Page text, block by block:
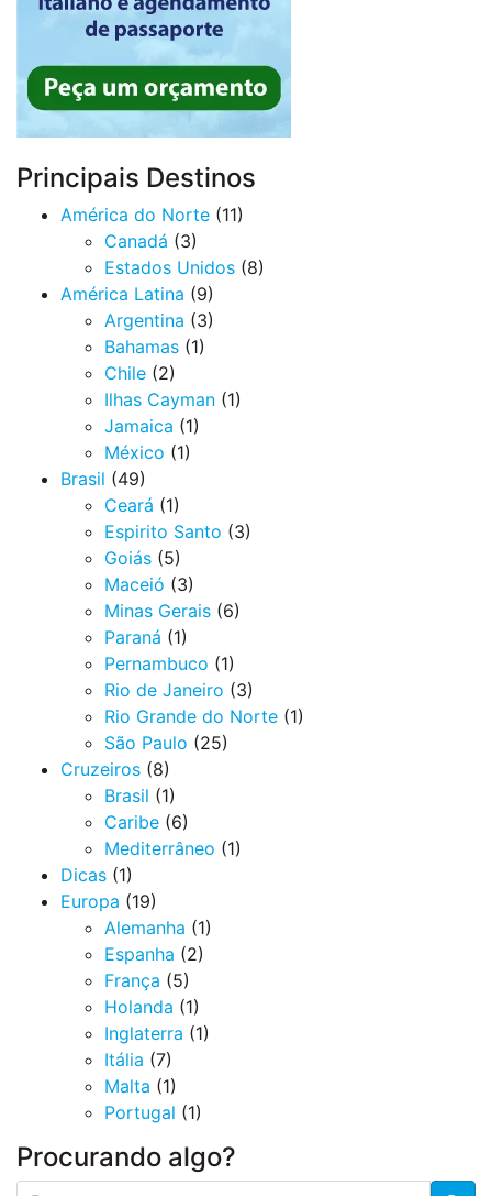
Principais Destinos
América do Norte (11)
Canadá (3)
Estados Unidos (8)
América Latina (9)
Argentina (3)
Bahamas (1)
Chile (2)
Ilhas Cayman (1)
Jamaica (1)
México (1)
Brasil (49)
Ceará (1)
Espirito Santo (3)
Goiás (5)
Maceió (3)
Minas Gerais (6)
Paraná (1)
Pernambuco (1)
Rio de Janeiro (3)
Rio Grande do Norte (1)
São Paulo (25)
Cruzeiros (8)
Brasil (1)
Caribe (6)
Mediterrâneo (1)
Dicas (1)
Europa (19)
Alemanha (1)
Espanha (2)
França (5)
Holanda (1)
Inglaterra (1)
Itália (7)
Malta (1)
Portugal (1)
Procurando algo?